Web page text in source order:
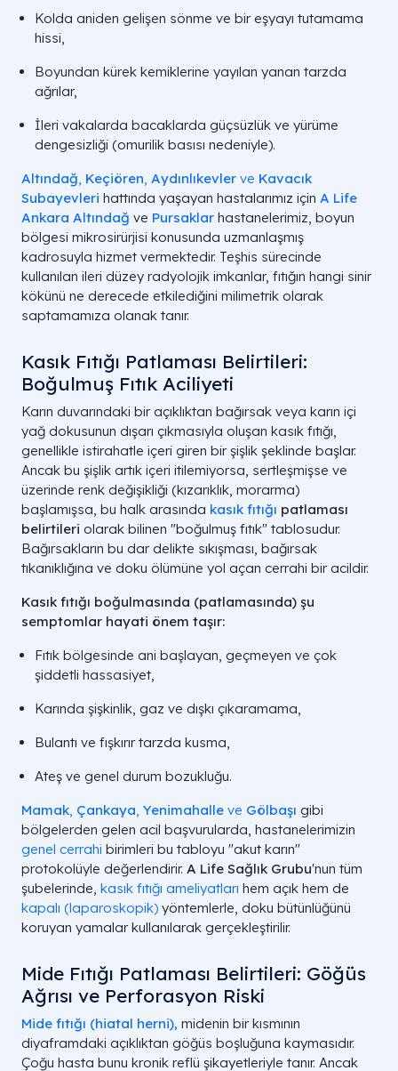
Kolda aniden gelişen sönme ve bir eşyayı tutamama
hissi,
Boyundan kürek kemiklerine yayılan yanan tarzda
ağrılar,
İleri vakalarda bacaklarda güçsüzlük ve yürüme
dengesizliği (omurilik basısı nedeniyle).
Altındağ, Keçiören, Aydınlıkevler ve Kavacık
Subayevleri hattında yaşayan hastalarımız için A Life
Ankara Altındağ ve Pursaklar hastanelerimiz, boyun
bölgesi mikrosirürjisi konusunda uzmanlaşmış
kadrosuyla hizmet vermektedir. Teşhis sürecinde
kullanılan ileri düzey radyolojik imkanlar, fıtığın hangi sinir
kökünü ne derecede etkilediğini milimetrik olarak
saptamamıza olanak tanır.
Kasık Fıtığı Patlaması Belirtileri:
Boğulmuş Fıtık Aciliyeti
Karın duvarındaki bir açıklıktan bağırsak veya karın içi
yağ dokusunun dışarı çıkmasıyla oluşan kasık fıtığı,
genellikle istirahatle içeri giren bir şişlik şeklinde başlar.
Ancak bu şişlik artık içeri itilemiyorsa, sertleşmişse ve
üzerinde renk değişikliği (kızarıklık, morarma)
başlamışsa, bu halk arasında kasık fıtığı patlaması
belirtileri olarak bilinen "boğulmuş fıtık" tablosudur.
Bağırsakların bu dar delikte sıkışması, bağırsak
tıkanıklığına ve doku ölümüne yol açan cerrahi bir acildir.
Kasık fıtığı boğulmasında (patlamasında) şu
semptomlar hayati önem taşır:
Fıtık bölgesinde ani başlayan, geçmeyen ve çok
şiddetli hassasiyet,
Karında şişkinlik, gaz ve dışkı çıkaramama,
Bulantı ve fışkırır tarzda kusma,
Ateş ve genel durum bozukluğu.
Mamak, Çankaya, Yenimahalle ve Gölbaşı gibi
bölgelerden gelen acil başvurularda, hastanelerimizin
genel cerrahi birimleri bu tabloyu "akut karın"
protokolüyle değerlendirir. A Life Sağlık Grubu'nun tüm
şubelerinde, kasık fıtığı ameliyatları hem açık hem de
kapalı (laparoskopik) yöntemlerle, doku bütünlüğünü
koruyan yamalar kullanılarak gerçekleştirilir.
Mide Fıtığı Patlaması Belirtileri: Göğüs
Ağrısı ve Perforasyon Riski
Mide fıtığı (hiatal herni), midenin bir kısmının
diyaframdaki açıklıktan göğüs boşluğuna kaymasıdır.
Çoğu hasta bunu kronik reflü şikayetleriyle tanır. Ancak